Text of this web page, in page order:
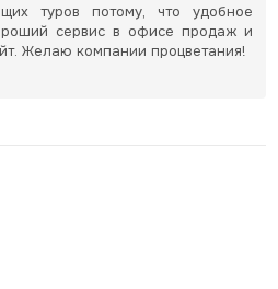
туров потому, что удобное
сервис в офисе продаж и
Желаю компании процветания!